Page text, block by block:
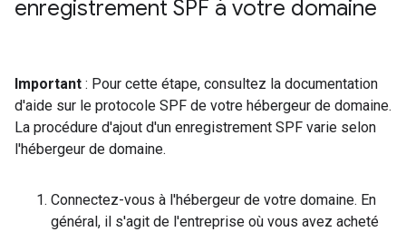
enregistrement SPF à votre domaine
Important : Pour cette étape, consultez la documentation
d'aide sur le protocole SPF de votre hébergeur de domaine.
La procédure d'ajout d'un enregistrement SPF varie selon
l'hébergeur de domaine.
Connectez-vous à l'hébergeur de votre domaine. En
général, il s'agit de l'entreprise où vous avez acheté